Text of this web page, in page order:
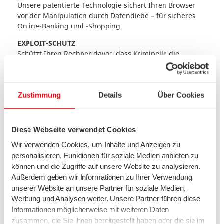
Zustimmung Details Über Cookies
Diese Webseite verwendet Cookies
Wir verwenden Cookies, um Inhalte und Anzeigen zu
personalisieren, Funktionen für soziale Medien anbieten zu
können und die Zugriffe auf unsere Website zu analysieren.
Außerdem geben wir Informationen zu Ihrer Verwendung
unserer Website an unsere Partner für soziale Medien,
Werbung und Analysen weiter. Unsere Partner führen diese
Informationen möglicherweise mit weiteren Daten
zusammen, die Sie ihnen bereitgestellt haben oder die sie im
Unsere patentierte Technologie sichert Ihren Browser
vor der Manipulation durch Datendiebe – für sicheres
Online-Banking und -Shopping.
EXPLOIT-SCHUTZ
Schützt Ihren Rechner davor, dass Kriminelle die
Sicherheitslücken zum Beispiel in Office-Anwendungen
CLOUD-BACKUP
Speichern Sie Ihre verschlüsselten Backups
automatisch in der Cloud – bei Dropbox, Google Drive
Steuern Sie die Internetnutzung Ihres Nachwuchses:
Legen Sie Zeiten fest und lassen Sie Ihre Kinder nur auf
geprüften Seiten surfen.
PERFORMANCE-TUNER
Vertrauen Sie auf höchste Sicherheit bei voller PC-
Leistung.